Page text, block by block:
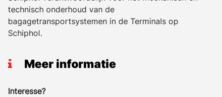
technisch onderhoud van de
bagagetransportsystemen in de Terminals op
Schiphol.
Meer informatie
Interesse?